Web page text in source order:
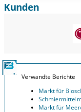
Regionale und
Kunden
Verwandte Berichte
Markt für
Markt für